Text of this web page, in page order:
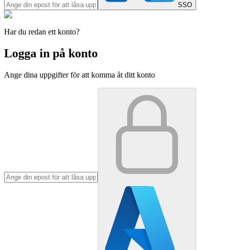
SSO
Har du redan ett konto?
Logga in på konto
Ange dina uppgifter för att komma åt ditt konto